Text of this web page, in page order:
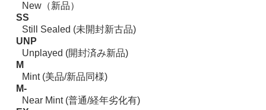
New（新品）
SS
Still Sealed (未開封新古品)
UNP
Unplayed (開封済み新品)
M
Mint (美品/新品同様)
M-
Near Mint (普通/経年劣化有)